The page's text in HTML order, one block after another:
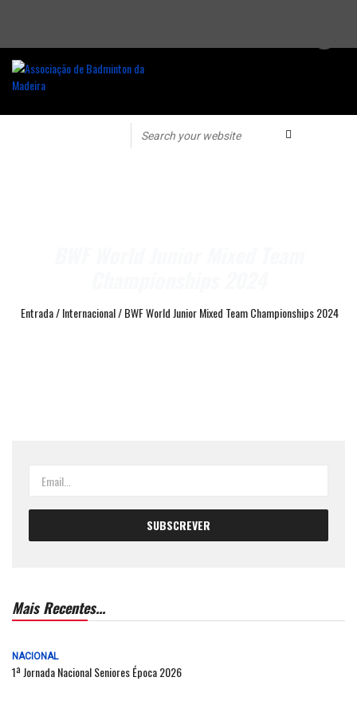
Entrada/Internacional/BWF World Junior Mixed Team Championships 2024
Mais Recentes...
NACIONAL
1ª Jornada Nacional Seniores Época 2026